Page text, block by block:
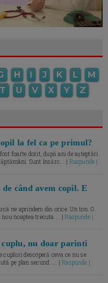
H I J K L
M
T U V X Y Z
la fel ca pe primul?
foarte dorit, după ani de așteptări
Sunt însărc... | Raspunde |
când avem copil. E
ne aprindem din orice. Un ton. O
noaptea trecuta.... |Raspunde |
nu doar parinti
descoperă ceva ce nu se
pe plan secund. ... |Raspunde |